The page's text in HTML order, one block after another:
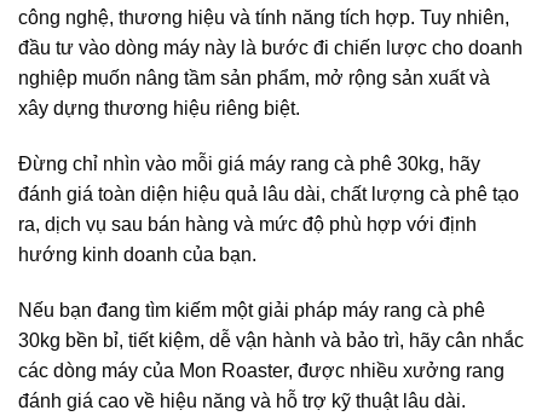
công nghệ, thương hiệu và tính năng tích hợp. Tuy nhiên,
đầu tư vào dòng máy này là bước đi chiến lược cho doanh
nghiệp muốn nâng tầm sản phẩm, mở rộng sản xuất và
xây dựng thương hiệu riêng biệt.
Đừng chỉ nhìn vào mỗi giá máy rang cà phê 30kg, hãy
đánh giá toàn diện hiệu quả lâu dài, chất lượng cà phê tạo
ra, dịch vụ sau bán hàng và mức độ phù hợp với định
hướng kinh doanh của bạn.
Nếu bạn đang tìm kiếm một giải pháp máy rang cà phê
30kg bền bỉ, tiết kiệm, dễ vận hành và bảo trì, hãy cân nhắc
các dòng máy của Mon Roaster, được nhiều xưởng rang
đánh giá cao về hiệu năng và hỗ trợ kỹ thuật lâu dài.